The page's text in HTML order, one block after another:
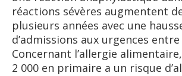
réactions sévères augmentent
plusieurs années avec une
d’admissions aux urgences entre
Concernant l’allergie
2 000 en primaire a un risque